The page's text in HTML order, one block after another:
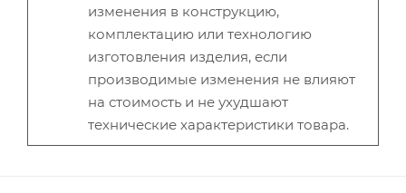
изменения в конструкцию,
комплектацию или технологию
изготовления изделия, если
производимые изменения не влияют
на стоимость и не ухудшают
технические характеристики товара.